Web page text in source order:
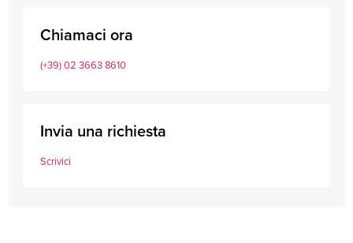
Chiamaci ora
(+39) 02 3663 8610
Invia una richiesta
Scrivici